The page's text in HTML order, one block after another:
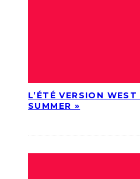
L’ÉTÉ VERSION
SUMMER »